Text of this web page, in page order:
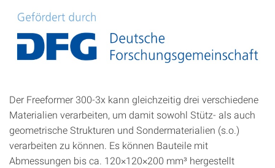
Der Freeformer 300-3x kann gleichzeitig drei verschiedene
Materialien verarbeiten, um damit sowohl Stütz- als auch
geometrische Strukturen und Sondermaterialien (s.o.)
verarbeiten zu können. Es können Bauteile mit
Abmessungen bis ca. 120×120×200 mm³ hergestellt